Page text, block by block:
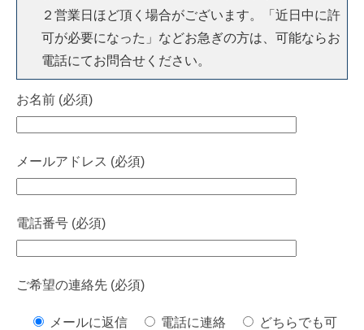
２営業日ほど頂く場合がございます。「近日中に許
可が必要になった」などお急ぎの方は、可能ならお
電話にてお問合せください。
お名前 (必須)
メールアドレス (必須)
電話番号 (必須)
ご希望の連絡先 (必須)
メールに返信 電話に連絡 どちらでも可